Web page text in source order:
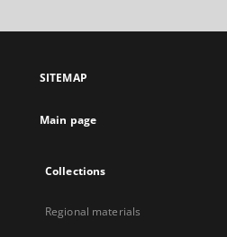
open
new
open
new
open
new
open
SITEMAP
Main page
Collections
Regional materials